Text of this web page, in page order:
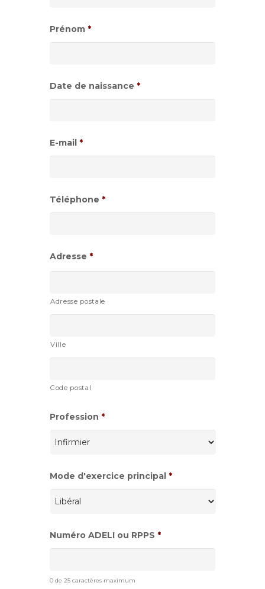
Prénom *
Date de naissance *
de
date
MM
E-mail *
Téléphone *
Adresse *
Adresse postale
Ville
Code postal
Profession *
Mode d'exercice principal *
Numéro ADELI ou RPPS *
0 de 25 caractères maximum